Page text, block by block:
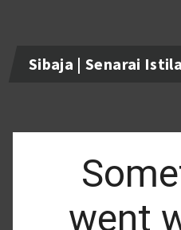
Sibaja | Senarai